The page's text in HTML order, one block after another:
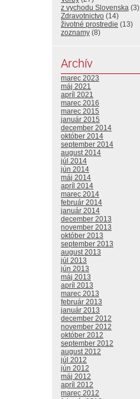
z vychodu Slovenska (3)
Zdravotnictvo (14)
životné prostredie (13)
zoznamy (8)
Archív
marec 2023
máj 2021
apríl 2021
marec 2016
marec 2015
január 2015
december 2014
október 2014
september 2014
august 2014
júl 2014
jún 2014
máj 2014
apríl 2014
marec 2014
február 2014
január 2014
december 2013
november 2013
október 2013
september 2013
august 2013
júl 2013
jún 2013
máj 2013
apríl 2013
marec 2013
február 2013
január 2013
december 2012
november 2012
október 2012
september 2012
august 2012
júl 2012
jún 2012
máj 2012
apríl 2012
marec 2012